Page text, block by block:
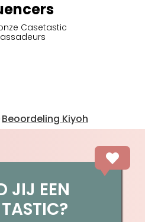
Casetastic
Beoordeling Kiyoh
JIJ EEN